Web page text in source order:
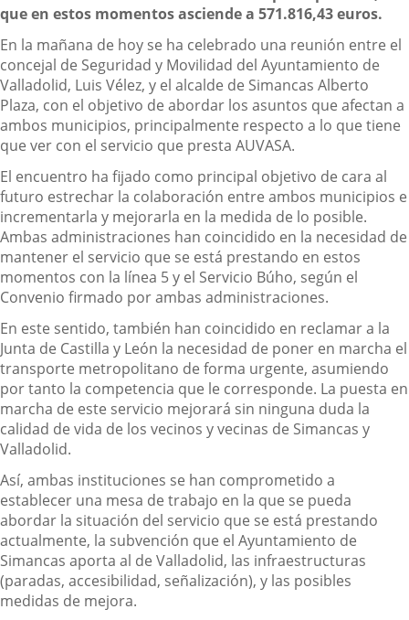
que en estos momentos asciende a 571.816,43 euros.
En la mañana de hoy se ha celebrado una reunión entre el
concejal de Seguridad y Movilidad del Ayuntamiento de
Valladolid, Luis Vélez, y el alcalde de Simancas Alberto
Plaza, con el objetivo de abordar los asuntos que afectan a
ambos municipios, principalmente respecto a lo que tiene
que ver con el servicio que presta AUVASA.
El encuentro ha fijado como principal objetivo de cara al
futuro estrechar la colaboración entre ambos municipios e
incrementarla y mejorarla en la medida de lo posible.
Ambas administraciones han coincidido en la necesidad de
mantener el servicio que se está prestando en estos
momentos con la línea 5 y el Servicio Búho, según el
Convenio firmado por ambas administraciones.
En este sentido, también han coincidido en reclamar a la
Junta de Castilla y León la necesidad de poner en marcha el
transporte metropolitano de forma urgente, asumiendo
por tanto la competencia que le corresponde. La puesta en
marcha de este servicio mejorará sin ninguna duda la
calidad de vida de los vecinos y vecinas de Simancas y
Valladolid.
Así, ambas instituciones se han comprometido a
establecer una mesa de trabajo en la que se pueda
abordar la situación del servicio que se está prestando
actualmente, la subvención que el Ayuntamiento de
Simancas aporta al de Valladolid, las infraestructuras
(paradas, accesibilidad, señalización), y las posibles
medidas de mejora.